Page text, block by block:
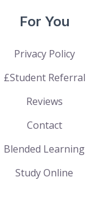
For You
Privacy Policy
£Student Referral
Reviews
Contact
Blended Learning
Study Online